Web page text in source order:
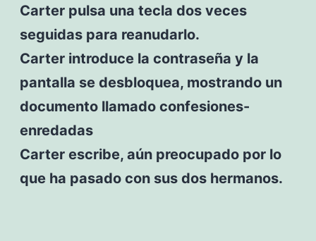
Carter pulsa una tecla dos veces
seguidas para reanudarlo.
Carter introduce la contraseña y la
pantalla se desbloquea, mostrando un
documento llamado confesiones-
enredadas
Carter escribe, aún preocupado por lo
que ha pasado con sus dos hermanos.